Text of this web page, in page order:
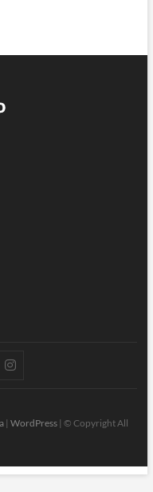
Instagram
| WordPress| © Copyright All